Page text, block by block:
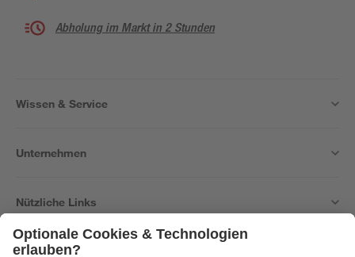
Abholung im Markt in 2 Stunden
Wissen & Service
Unternehmen
Nützliche Links